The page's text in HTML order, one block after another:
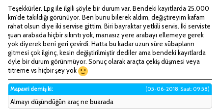
Teşekkürler. Lpg ile ilgili şöyle bir durum var. Bendeki kayıtlarda 25.000
km'de takıldığı görünüyor. Ben bunu bilerek aldım, değiştireyim kafam
rahat olsun diye iki servise gittim. Biri bayraktar yetkili servis. İki serviste
şuan arabada hiçbir sıkıntı yok, manasız yere arabayı ellemeye gerek
yok diyerek beni geri çevirdi. Hatta bu kadar uzun süre sübapların
gitmesi çok ilginç, kesin değiştirilmiştir dediler ama bendeki kayıtlarda
öyle bir durum görünmüyor. Sonuç olarak araçta çekiş düşmesi veya
titreme vs hiçbir şey yok
(05-06-2018, Saat: 09:58)
Mapavri demiş ki:
Almayı düşündüğün araç ne buarada